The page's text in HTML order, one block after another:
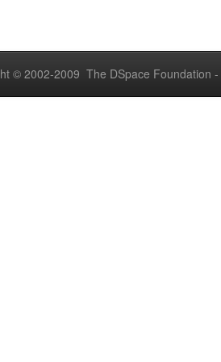
© 2002-2009 The DSpace Foundation -